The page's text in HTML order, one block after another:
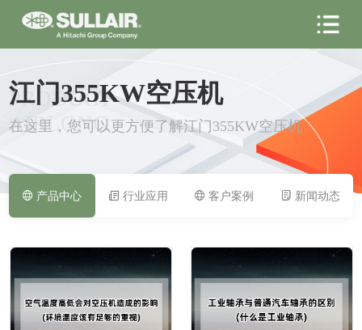
PRODUCT
AIRLONG
江门355KW空压机
在这里，您可以更方便了解江门355KW空压机
产品中心 行业应用 客户案例 新闻动态